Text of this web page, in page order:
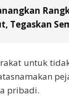
Tegaskan
untuk
pribadi.